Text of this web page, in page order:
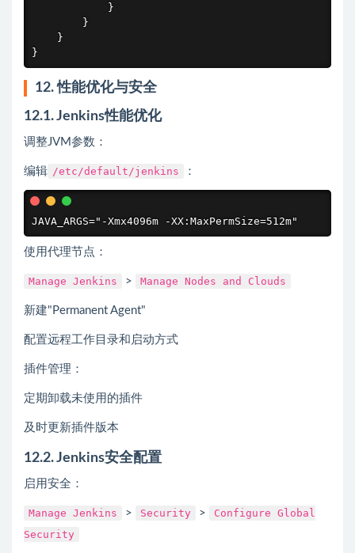
            }
        }
    }
}
12. 性能优化与安全
12.1. Jenkins性能优化
调整JVM参数：
编辑 /etc/default/jenkins ：
JAVA_ARGS="-Xmx4096m -XX:MaxPermSize=512m"
使用代理节点：
Manage Jenkins > Manage Nodes and Clouds
新建"Permanent Agent"
配置远程工作目录和启动方式
插件管理：
定期卸载未使用的插件
及时更新插件版本
12.2. Jenkins安全配置
启用安全：
Manage Jenkins > Security >
Configure Global
Security